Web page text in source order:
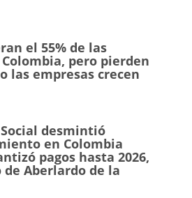
el 55% de las
pero pierden
las empresas crecen
desmintió
en Colombia
pagos hasta 2026,
Aberlardo de la